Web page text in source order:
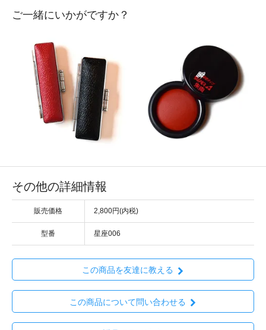
ご一緒にいかがですか？
その他の詳細情報
販売価格 2,800円(内税)
型番 星座006
この商品を友達に教える
この商品について問い合わせる